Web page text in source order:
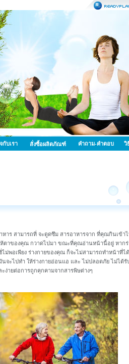
กับเรา สั่งซื้อผลิตภัณฑ์ คำถาม-คำตอบ วิ
หาร สามารถที่ จะดูดซึม สารอาหารจาก ที่คุณกินเข้า
ห้ตาของคุณ กวาดไปมา ขณะที่คุณอ่านหน้านี้อยู่ หากร่
ม่พอเพียง ร่างกายของคุณ ก็จะไม่สามารถทำหน้าที่ไ
นจะไปทำ ให้ร่างกายอ่อนแอ และ ไม่ปลอดภัย ไม่ได้รั
ง่ายต่อการถูกคุกคามจากสารพิษต่างๆ